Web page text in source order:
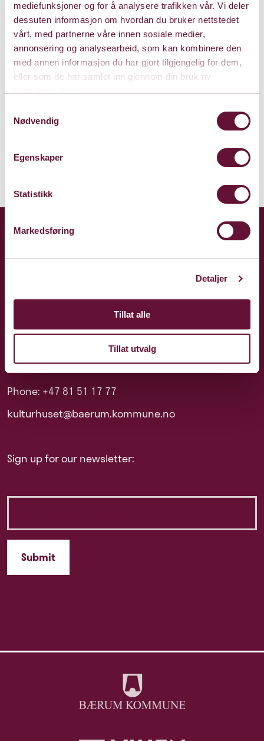
mediefunksjoner og for å analysere trafikken vår. Vi deler
dessuten informasjon om hvordan du bruker nettstedet
vårt, med partnerne våre innen sosiale medier,
annonsering og analysearbeid, som kan kombinere den
med annen informasjon du har gjort tilgjengelig for dem,
eller som de har samlet inn gjennom din bruk av
Nødvendig
Egenskaper
Statistikk
Markedsføring
Detaljer
Tillat alle
Tillat utvalg
Store Sal
Bærum Kulturhus
Claude Monets allé 27
1338 Sandvika
Kart
Phone: +47 81 51 17 77
kulturhuset@baerum.kommune.no
Sign up for our newsletter: